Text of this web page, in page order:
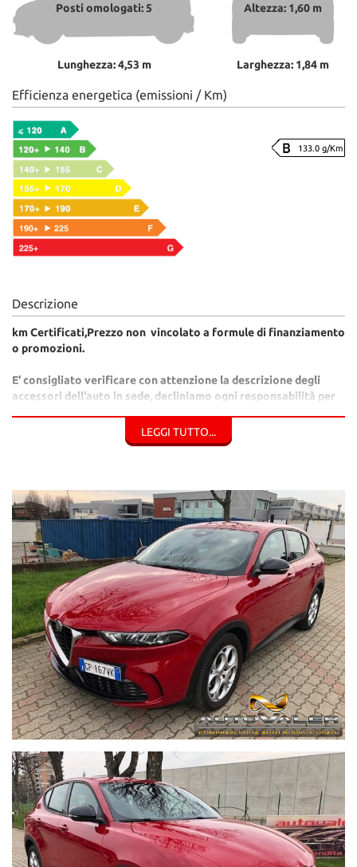
Posti omologati: 5
Lunghezza: 4,53 m
Altezza: 1,60 m
Larghezza: 1,84 m
Efficienza energetica (emissioni / Km)
133.0 g/Km
Descrizione
km Certificati,Prezzo non vincolato a formule di finanziamento
o promozioni.
E' consigliato verificare con attenzione la descrizione degli
accessori dell'auto in sede, decliniamo ogni responsabilità per
LEGGI TUTTO...